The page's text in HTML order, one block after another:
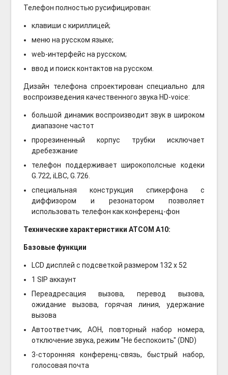
Телефон полностью русифицирован:
клавиши с кириллицей;
меню на русском языке;
web-интерфейс на русском;
ввод и поиск контактов на русском.
Дизайн телефона спроектирован специально для
воспроизведения качественного звука HD-voice:
большой динамик воспроизводит звук в широком
диапазоне частот
прорезиненный корпус трубки исключает
дребезжание
телефон поддерживает широкополсные кодеки
G.722, iLBC, G.726.
специальная конструкция спикерфона с
диффизором и резонатором позволяет
использовать телефон как конференц-фон
Технические характеристики ATCOM A10:
Базовые функции
LCD дисплей с подсветкой размером 132 х 52
1 SIP аккаунт
Переадресация вызова, перевод вызова,
ожидание вызова, горячая линия, удержание
вызова
Автоответчик, АОН, повторный набор номера,
отключение звука, режим "He беспокоить" (DND)
3-сторонняя конференц-связь, быстрый набор,
голосовая почта